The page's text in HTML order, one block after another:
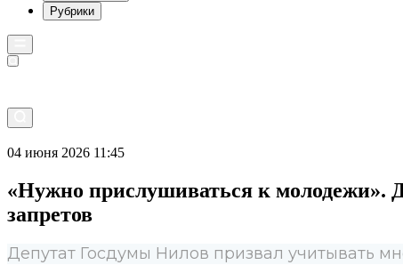
Рубрики
04 июня 2026 11:45
«Нужно прислушиваться к молодежи».
запретов
Депутат Госдумы Нилов призвал учитывать